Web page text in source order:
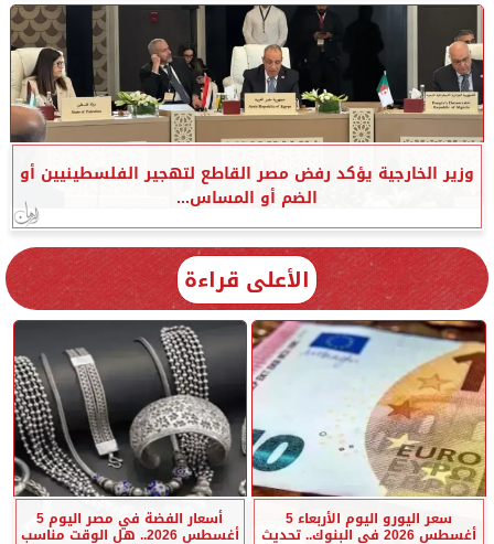
وزير الخارجية يؤكد رفض مصر القاطع لتهجير الفلسطينيين أو
الضم أو المساس...
الأعلى قراءة
سعر اليورو اليوم الأربعاء 5
أغسطس 2026 في البنوك.. تحديث
أسعار الفضة في مصر اليوم 5
أغسطس 2026.. هل الوقت مناسب